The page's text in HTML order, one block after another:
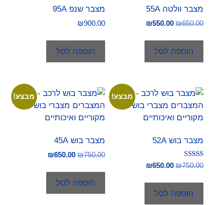
מצבר וולטה 55A
₪650.00
₪550.00
הוספה לסל
מצבר שנפ 95A
₪900.00
הוספה לסל
מבצע!
מצבר בוש 52A
דורג
₪750.00
₪650.00
הוספה לסל
מבצע!
מצבר בוש 45A
₪750.00
₪650.00
הוספה לסל